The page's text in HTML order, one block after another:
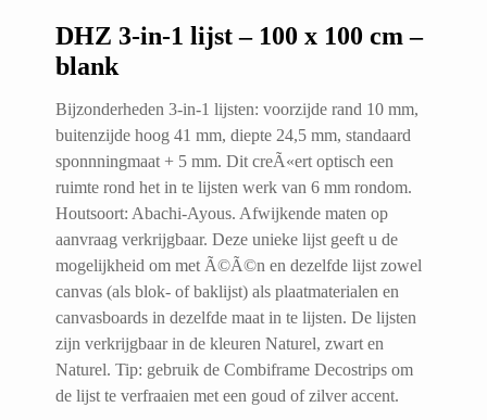
DHZ 3-in-1 lijst – 100 x 100 cm –
blank
Bijzonderheden 3-in-1 lijsten: voorzijde rand 10 mm,
buitenzijde hoog 41 mm, diepte 24,5 mm, standaard
sponnningmaat + 5 mm. Dit creÃ«ert optisch een
ruimte rond het in te lijsten werk van 6 mm rondom.
Houtsoort: Abachi-Ayous. Afwijkende maten op
aanvraag verkrijgbaar. Deze unieke lijst geeft u de
mogelijkheid om met Ã©Ã©n en dezelfde lijst zowel
canvas (als blok- of baklijst) als plaatmaterialen en
canvasboards in dezelfde maat in te lijsten. De lijsten
zijn verkrijgbaar in de kleuren Naturel, zwart en
Naturel. Tip: gebruik de Combiframe Decostrips om
de lijst te verfraaien met een goud of zilver accent.